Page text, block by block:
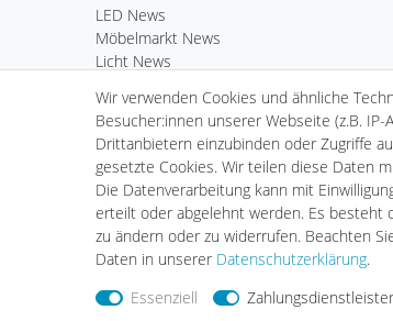
LED News
Möbelmarkt News
Licht News
Kardan Ein- & Aufbauleuchten
Wand- & Deckeneinbauleuchten
Standard Einbauleuchten
Standard Aufbauleuchten
Serie Webspace
Scheinwerfer & Messebeleuchtung
Hallenleuchten
Nehmen SieKontaktmit uns auf
Wir verwenden Cookies und ähnliche
Besucher:innen unserer Webseite (z.B.
Drittanbietern einzubinden oder Zugriffe
gesetzte Cookies. Wir teilen diese Daten
Die Datenverarbeitung kann mit
erteilt oder abgelehnt werden. Es besteht
zu ändern oder zu widerrufen. Beachten
Daten in unserer Daten­schutz­erklärung.
Essenziell
Zahlungsdienstleister